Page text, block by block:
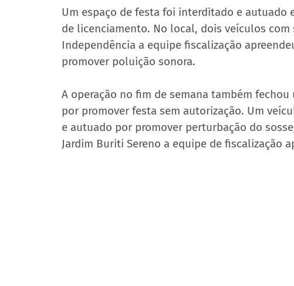
Um espaço de festa foi interditado e autuado
de licenciamento. No local, dois veículos
Independência a equipe fiscalização
promover poluição sonora.
A operação no fim de semana também
por promover festa sem autorização. Um
e autuado por promover perturbação do
Jardim Buriti Sereno a equipe de fiscalização